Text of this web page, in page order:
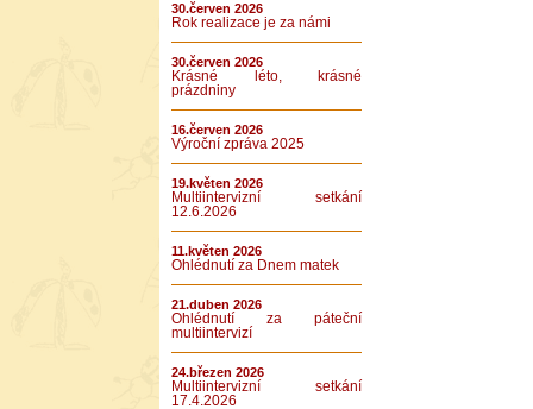
30.červen 2026
Rok realizace je za námi
30.červen 2026
Krásné léto, krásné
prázdniny
16.červen 2026
Výroční zpráva 2025
19.květen 2026
Multiintervizní setkání
12.6.2026
11.květen 2026
Ohlédnutí za Dnem matek
21.duben 2026
Ohlédnutí za páteční
multiintervizí
24.březen 2026
Multiintervizní setkání
17.4.2026